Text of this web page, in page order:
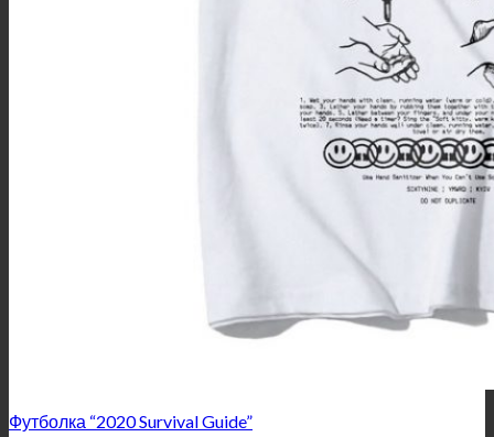
Футболка “2020 Survival Guide”